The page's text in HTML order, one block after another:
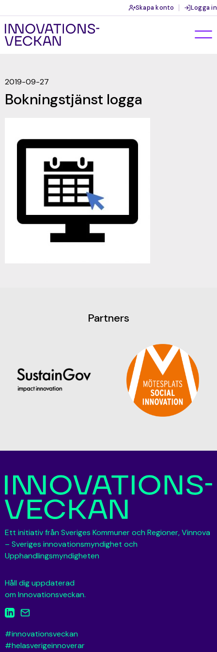
Skapa konto Logga in
2019-09-27
Bokningstjänst logga
Partners
Ett initiativ från Sveriges Kommuner och Regioner, Vinnova
– Sveriges innovationsmyndighet och
Upphandlingsmyndigheten
Håll dig uppdaterad
om Innovationsveckan.
#innovationsveckan
#helasverigeinnoverar